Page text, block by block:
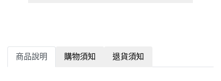
商品說明 購物須知 退貨須知